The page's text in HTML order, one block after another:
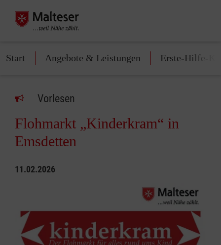
Start Angebote & Leistungen Erste-Hilfe-
Vorlesen
Flohmarkt „Kinderkram“ in
Emsdetten
11.02.2026